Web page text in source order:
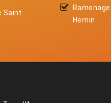
Saint
Hernin